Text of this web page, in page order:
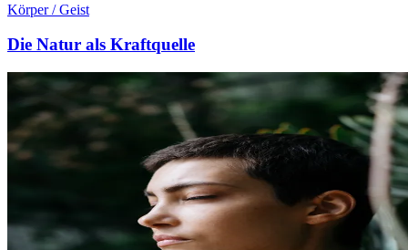
Körper / Geist
Die Natur als Kraftquelle